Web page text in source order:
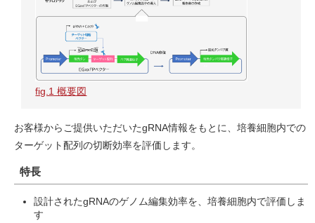
fig.1 概要図
お客様からご提供いただいたgRNA情報をもとに、培養細胞内での
ターゲット配列の切断効率を評価します。
特長
設計されたgRNAのゲノム編集効率を、培養細胞内で評価しま
す